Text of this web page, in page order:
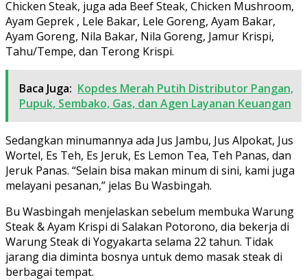
Chicken Steak, juga ada Beef Steak, Chicken Mushroom,
Ayam Geprek , Lele Bakar, Lele Goreng, Ayam Bakar,
Ayam Goreng, Nila Bakar, Nila Goreng, Jamur Krispi,
Tahu/Tempe, dan Terong Krispi.
Baca Juga: Kopdes Merah Putih Distributor Pangan,
Pupuk, Sembako, Gas, dan Agen Layanan Keuangan
Sedangkan minumannya ada Jus Jambu, Jus Alpokat, Jus
Wortel, Es Teh, Es Jeruk, Es Lemon Tea, Teh Panas, dan
Jeruk Panas. “Selain bisa makan minum di sini, kami juga
melayani pesanan,” jelas Bu Wasbingah.
Bu Wasbingah menjelaskan sebelum membuka Warung
Steak & Ayam Krispi di Salakan Potorono, dia bekerja di
Warung Steak di Yogyakarta selama 22 tahun. Tidak
jarang dia diminta bosnya untuk demo masak steak di
berbagai tempat.